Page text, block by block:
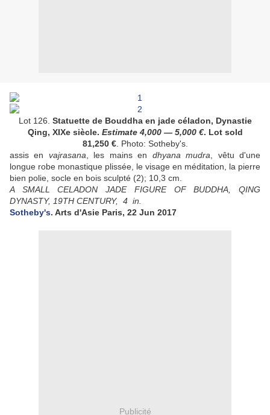
Lot 126. Statuette de Bouddha en jade céladon, Dynastie
Qing, XIXe siècle. Estimate 4,000— 5,000€. Lot sold
81,250 €. Photo: Sotheby's.
assis en vajrasana , les mains en dhyana mudra , vêtu d'une
longue robe monastique plissée, le visage en méditation, la pierre
bien polie, socle en bois sculpté (2); 10,3 cm
A SMALL CELADON JADE FIGURE OF BUDDHA, QING
DYNASTY, 19TH CENTURY,
4 in.
Sotheby's. Arts d'Asie Paris, 22 Jun 2017
Publicité